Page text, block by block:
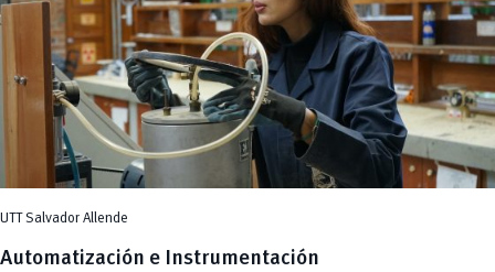
UTT Salvador Allende
Automatización e Instrumentación